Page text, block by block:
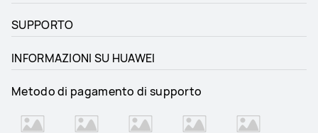
SUPPORTO
INFORMAZIONI SU HUAWEI
Metodo di pagamento di supporto